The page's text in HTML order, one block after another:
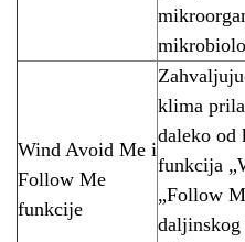
Wind Avoid Me i
Follow Me
funkcije
klima
daleko od
funkcija
„Follow
daljinskog